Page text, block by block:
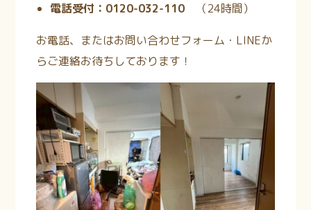
電話受付：0120-032-110 （24時間）
お電話、またはお問い合わせフォーム・LINEか
らご連絡お待ちしております！